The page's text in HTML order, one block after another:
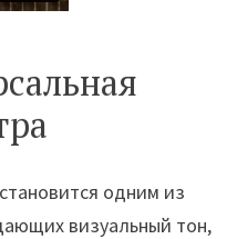
одним из
визуальный тон,